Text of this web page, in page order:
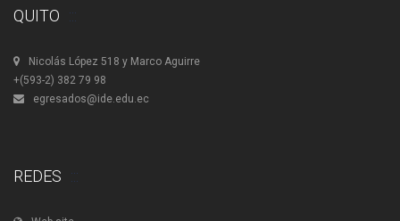
QUITO
Nicolás López 518 y Marco Aguirre
+(593-2) 382 79 98
egresados@ide.edu.ec
REDES